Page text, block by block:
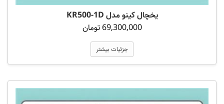
یخچال کینو مدل KR500-1D
69,300,000 تومان
جزئیات بیشتر